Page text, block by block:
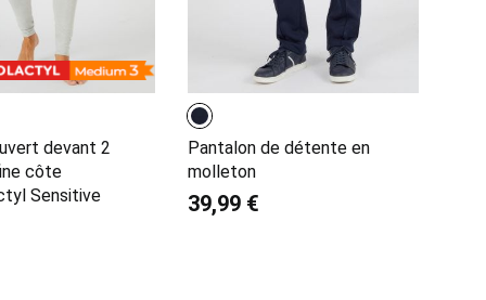
devant 2
côte
Sensitive
Pantalon de détente en
molleton
39,99 €